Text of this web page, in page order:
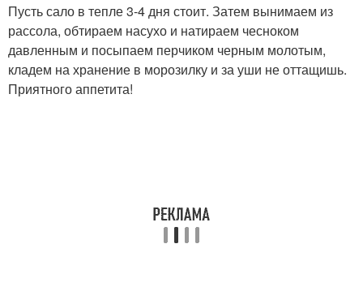
Пусть сало в тепле 3-4 дня стоит. Затем вынимаем из
рассола, обтираем насухо и натираем чесноком
давленным и посыпаем перчиком черным молотым,
кладем на хранение в морозилку и за уши не оттащишь.
Приятного аппетита!